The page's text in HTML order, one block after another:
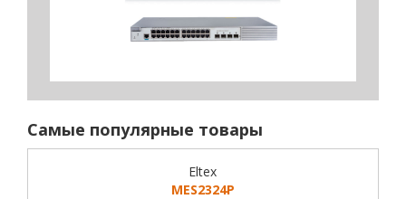
Самые популярные товары
Eltex
MES2324P